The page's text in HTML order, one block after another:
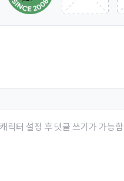
릭터 설정 후 댓글 쓰기가 가능